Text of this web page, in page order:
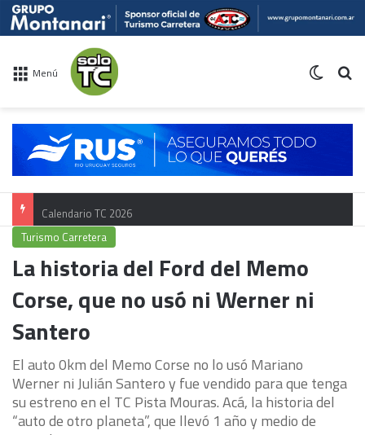
Menú
Calendario TC 2026
Turismo Carretera
La historia del Ford del Memo
Corse, que no usó ni Werner ni
Santero
El auto 0km del Memo Corse no lo usó Mariano
Werner ni Julián Santero y fue vendido para que tenga
su estreno en el TC Pista Mouras. Acá, la historia del
“auto de otro planeta”, que llevó 1 año y medio de